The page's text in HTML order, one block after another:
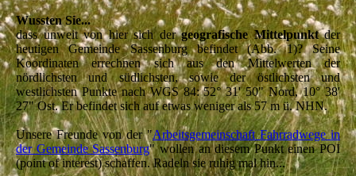
Wussten Sie...
dass unweit von hier sich dergeografische Mittelpunktder
heutigen Gemeinde Sassenburg befindet (Abb. 1)? Seine
Koordinaten errechnen sich aus den Mittelwerten der
nördlichsten und südlichsten, sowie der östlichsten und
westlichsten Punkte nach WGS 84: 52° 31' 50" Nord, 10° 38'
27" Ost. Er befindet sich auf etwas weniger als 57 m ü. NHN.
Unsere Freunde von der "Arbeitsgemeinschaft Fahrradwege in
der Gemeinde Sassenburg" wollen an diesem Punkt einen POI
(point of interest) schaffen. Radeln sie ruhig mal hin...